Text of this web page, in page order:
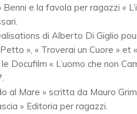
e la favola per ragazzi «
di Alberto Di Giglio
», « Troverai un Cuore » et
Docufilm « L’uomo che non
al Mare » scritta da Mauro
» Editoria per ragazzi.